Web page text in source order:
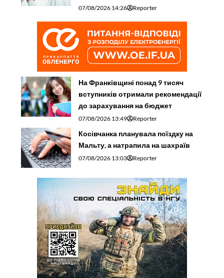
07/08/2026 14:26 Reporter
На Франківщині понад 9 тисяч
вступників отримали рекомендації
до зарахування на бюджет
07/08/2026 13:49 Reporter
Косівчанка планувала поїздку на
Мальту, а натрапила на шахраїв
07/08/2026 13:03 Reporter